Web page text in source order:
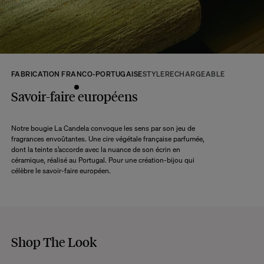
Retour :
Commandez sans crainte. Les retours sont acceptés dans les 14 jours
suivant la réception de votre commande.
maximum de 10 jours après réception et vérification de l’article de notre côté.
Une question ?
Consultez notreFAQ
CONSULTER
FABRICATION FRANCO-PORTUGAISESTYLERECHARGEABLE
Savoir-faire européens
Notre bougie La Candela convoque les sens par son jeu de
fragrances envoûtantes. Une cire végétale française parfumée,
dont la teinte s’accorde avec la nuance de son écrin en
céramique, réalisé au Portugal. Pour une création-bijou qui
célèbre le savoir-faire européen.
Shop The Look